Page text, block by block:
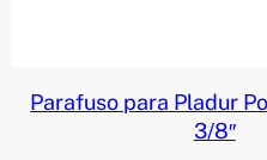
Parafuso para Pladur
3/8″